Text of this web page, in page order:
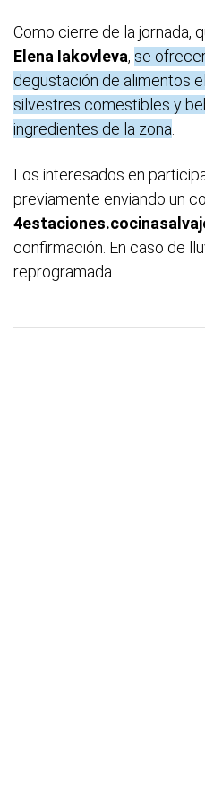
Como cierre de la jornada,
Elena Iakovleva, se
degustación de alimentos
silvestres comestibles y
ingredientes de la zona
Los interesados en
previamente enviando un
confirmación. En caso de
reprogramada.